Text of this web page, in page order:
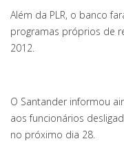
Além da PLR, o banco
programas próprios de
2012.
O Santander informou
aos funcionários
no próximo dia 28.